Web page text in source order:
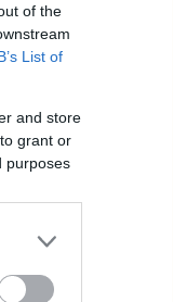
of the
List of
and store
grant or
purposes